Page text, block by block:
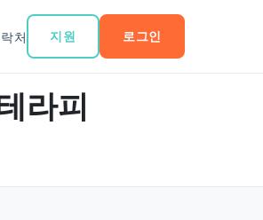
처 지원 로그인
라피